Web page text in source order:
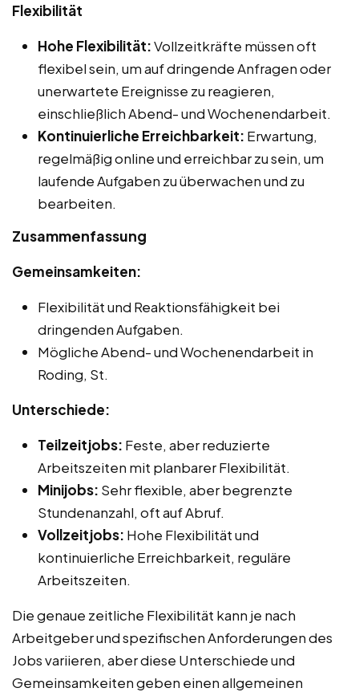
Flexibilität
Hohe Flexibilität:Vollzeitkräfte müssen oft
flexibel sein, um auf dringende Anfragen oder
unerwartete Ereignisse zu reagieren,
einschließlich Abend- und Wochenendarbeit.
Kontinuierliche Erreichbarkeit: Erwartung,
regelmäßig online und erreichbar zu sein, um
laufende Aufgaben zu überwachen und zu
bearbeiten.
Zusammenfassung
Gemeinsamkeiten:
Flexibilität und Reaktionsfähigkeit bei
dringenden Aufgaben.
Mögliche Abend- und Wochenendarbeit in
Roding, St.
Unterschiede:
Teilzeitjobs: Feste, aber reduzierte
Arbeitszeiten mit planbarer Flexibilität.
Minijobs: Sehr flexible, aber begrenzte
Stundenanzahl, oft auf Abruf.
Vollzeitjobs: Hohe Flexibilität und
kontinuierliche Erreichbarkeit, reguläre
Arbeitszeiten.
Die genaue zeitliche Flexibilität kann je nach
Arbeitgeber und spezifischen Anforderungen des
Jobs variieren, aber diese Unterschiede und
Gemeinsamkeiten geben einen allgemeinen